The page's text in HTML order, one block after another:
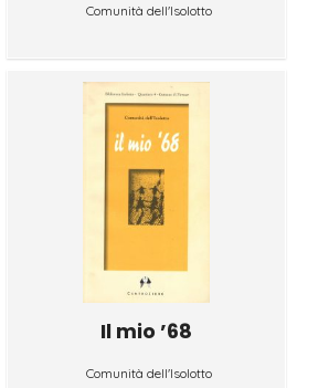
Comunità dell'Isolotto
Il mio ’68
Comunità dell'Isolotto